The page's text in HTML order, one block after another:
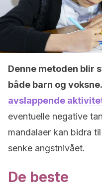
Denne metoden blir
både barn og voksne.
avslappende
eventuelle negative
mandalaer kan bidra
senke angstnivået.
De beste